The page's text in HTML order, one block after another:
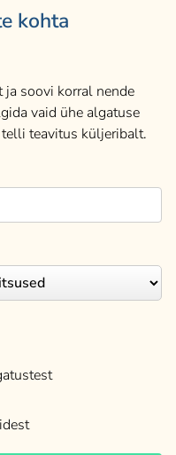
kohta
soovi korral nende
vaid ühe algatuse
teavitus küljeribalt.